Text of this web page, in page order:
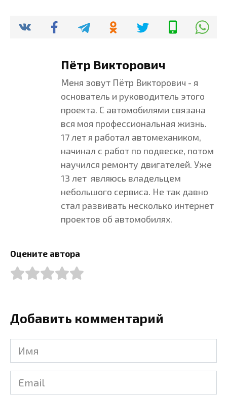
Пётр Викторович
Меня зовут Пётр Викторович - я
основатель и руководитель этого
проекта. С автомобилями связана
вся моя профессиональная жизнь.
17 лет я работал автомехаником,
начинал с работ по подвеске, потом
научился ремонту двигателей. Уже
13 лет являюсь владельцем
небольшого сервиса. Не так давно
стал развивать несколько интернет
проектов об автомобилях.
Оцените автора
Добавить комментарий
Имя
Email